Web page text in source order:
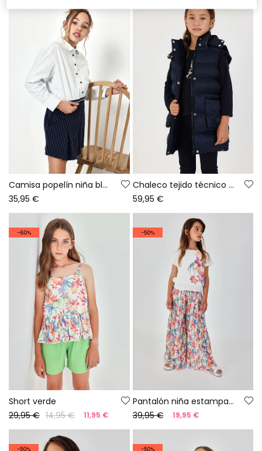
Camisa popelín niña blanca rayas azules
35,95 €
Chaleco tejido técnico niña azul marino con capucha
59,95 €
-60%
Short verde
29,95 € 14,95 € 11,95 €
-50%
Pantalón niña estampado hojas acampados
39,95 €
19,95 €
-50% -50%